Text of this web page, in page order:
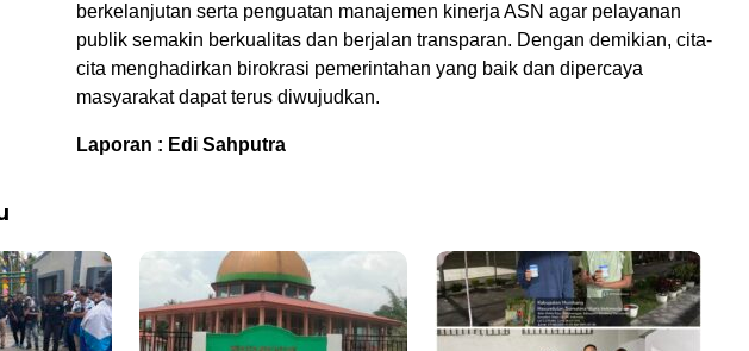
berkelanjutan serta penguatan manajemen kinerja ASN agar pelayanan
publik semakin berkualitas dan berjalan transparan. Dengan demikian, cita-
cita menghadirkan birokrasi pemerintahan yang baik dan dipercaya
masyarakat dapat terus diwujudkan.
Laporan : Edi Sahputra